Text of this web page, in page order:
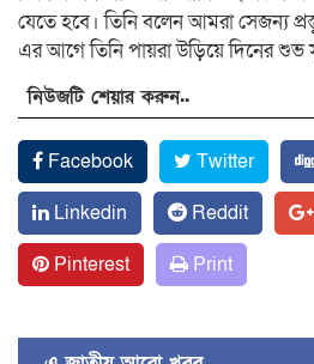
যেতে হবে। তিনি বলেন আমরা সেজন্য
এর আগে তিনি পায়রা উড়িয়ে দিনের শুভ
নিউজটি শেয়ার করুন..
Facebook Twitter
Linkedin
Reddit
Pinterest
Print